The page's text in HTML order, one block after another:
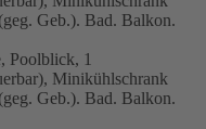
Geb.). Bad. Balkon.
Poolblick, 1
Minikühlschrank
Geb.). Bad. Balkon.